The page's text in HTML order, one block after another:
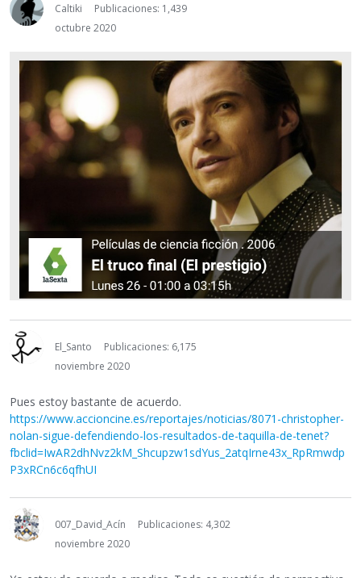
Caltiki
Publicaciones: 1,439
octubre 2020
El_Santo
Publicaciones: 6,175
noviembre 2020
Pues estoy bastante de acuerdo.
https://www.accioncine.es/reportajes/noticias/8071-christopher-
nolan-sigue-defendiendo-los-resultados-de-taquilla-de-tenet?
fbclid=IwAR2dhNvz2kM_Shcupzw1sdYus_2atqIrne43x_RpRmwdp
P3xRCn6c6qfhUI
007_David_Acín
Publicaciones: 4,302
noviembre 2020